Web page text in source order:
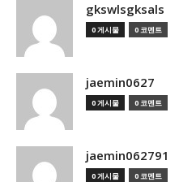
gkswlsgksals
0 게시물 0 코멘트
jaemin0627
0 게시물 0 코멘트
jaemin062791
0 게시물 0 코멘트